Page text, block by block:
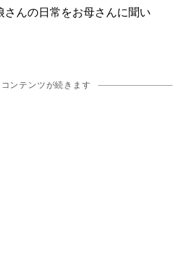
んの日常をお母さんに聞い
ンテンツが続きます